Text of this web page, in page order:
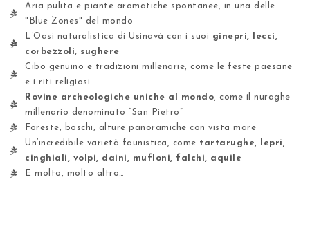
Aria pulita e piante aromatiche spontanee, in una delle
"Blue Zones" del mondo
L’Oasi naturalistica di Usinavà con i suoi ginepri, lecci,
corbezzoli, sughere
Cibo genuino e tradizioni millenarie, come le feste paesane
e i riti religiosi
Rovine archeologiche uniche al mondo , come il nuraghe
millenario denominato “San Pietro”
Foreste, boschi, alture panoramiche con vista mare
Un’incredibile varietà faunistica, come tartarughe, lepri,
cinghiali, volpi, daini, mufloni, falchi, aquile
E molto, molto altro…